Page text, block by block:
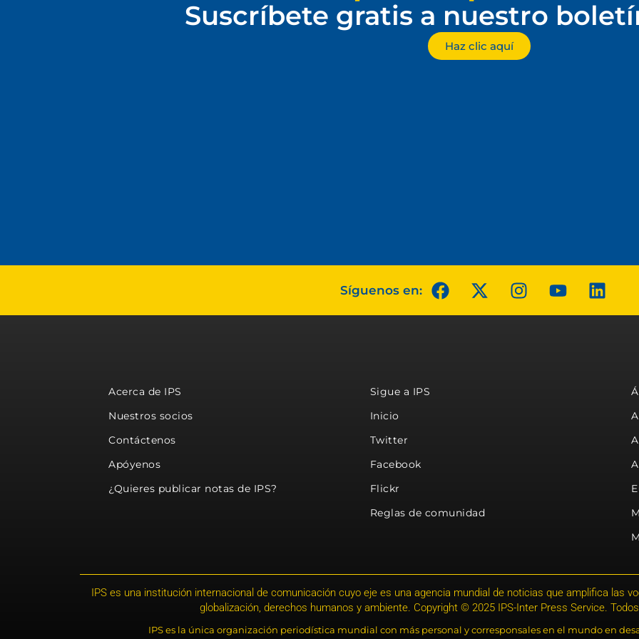
Suscríbete gratis a nuestro
Haz clic aquí
Síguenos en:
Acerca de IPS
Nuestros socios
Contáctenos
Apóyenos
¿Quieres publicar notas de IPS?
Sigue a IPS
Inicio
Twitter
Facebook
Flickr
Reglas de comunidad
IPS es una institución internacional de comunicación cuyo eje es una agencia mundial de noticias que amplifica las
globalización, derechos humanos y ambiente. Copyright © 2025 IPS-Inter Press Service.
IPS es la única organización periodística mundial con más personal y corresponsales en el mundo en